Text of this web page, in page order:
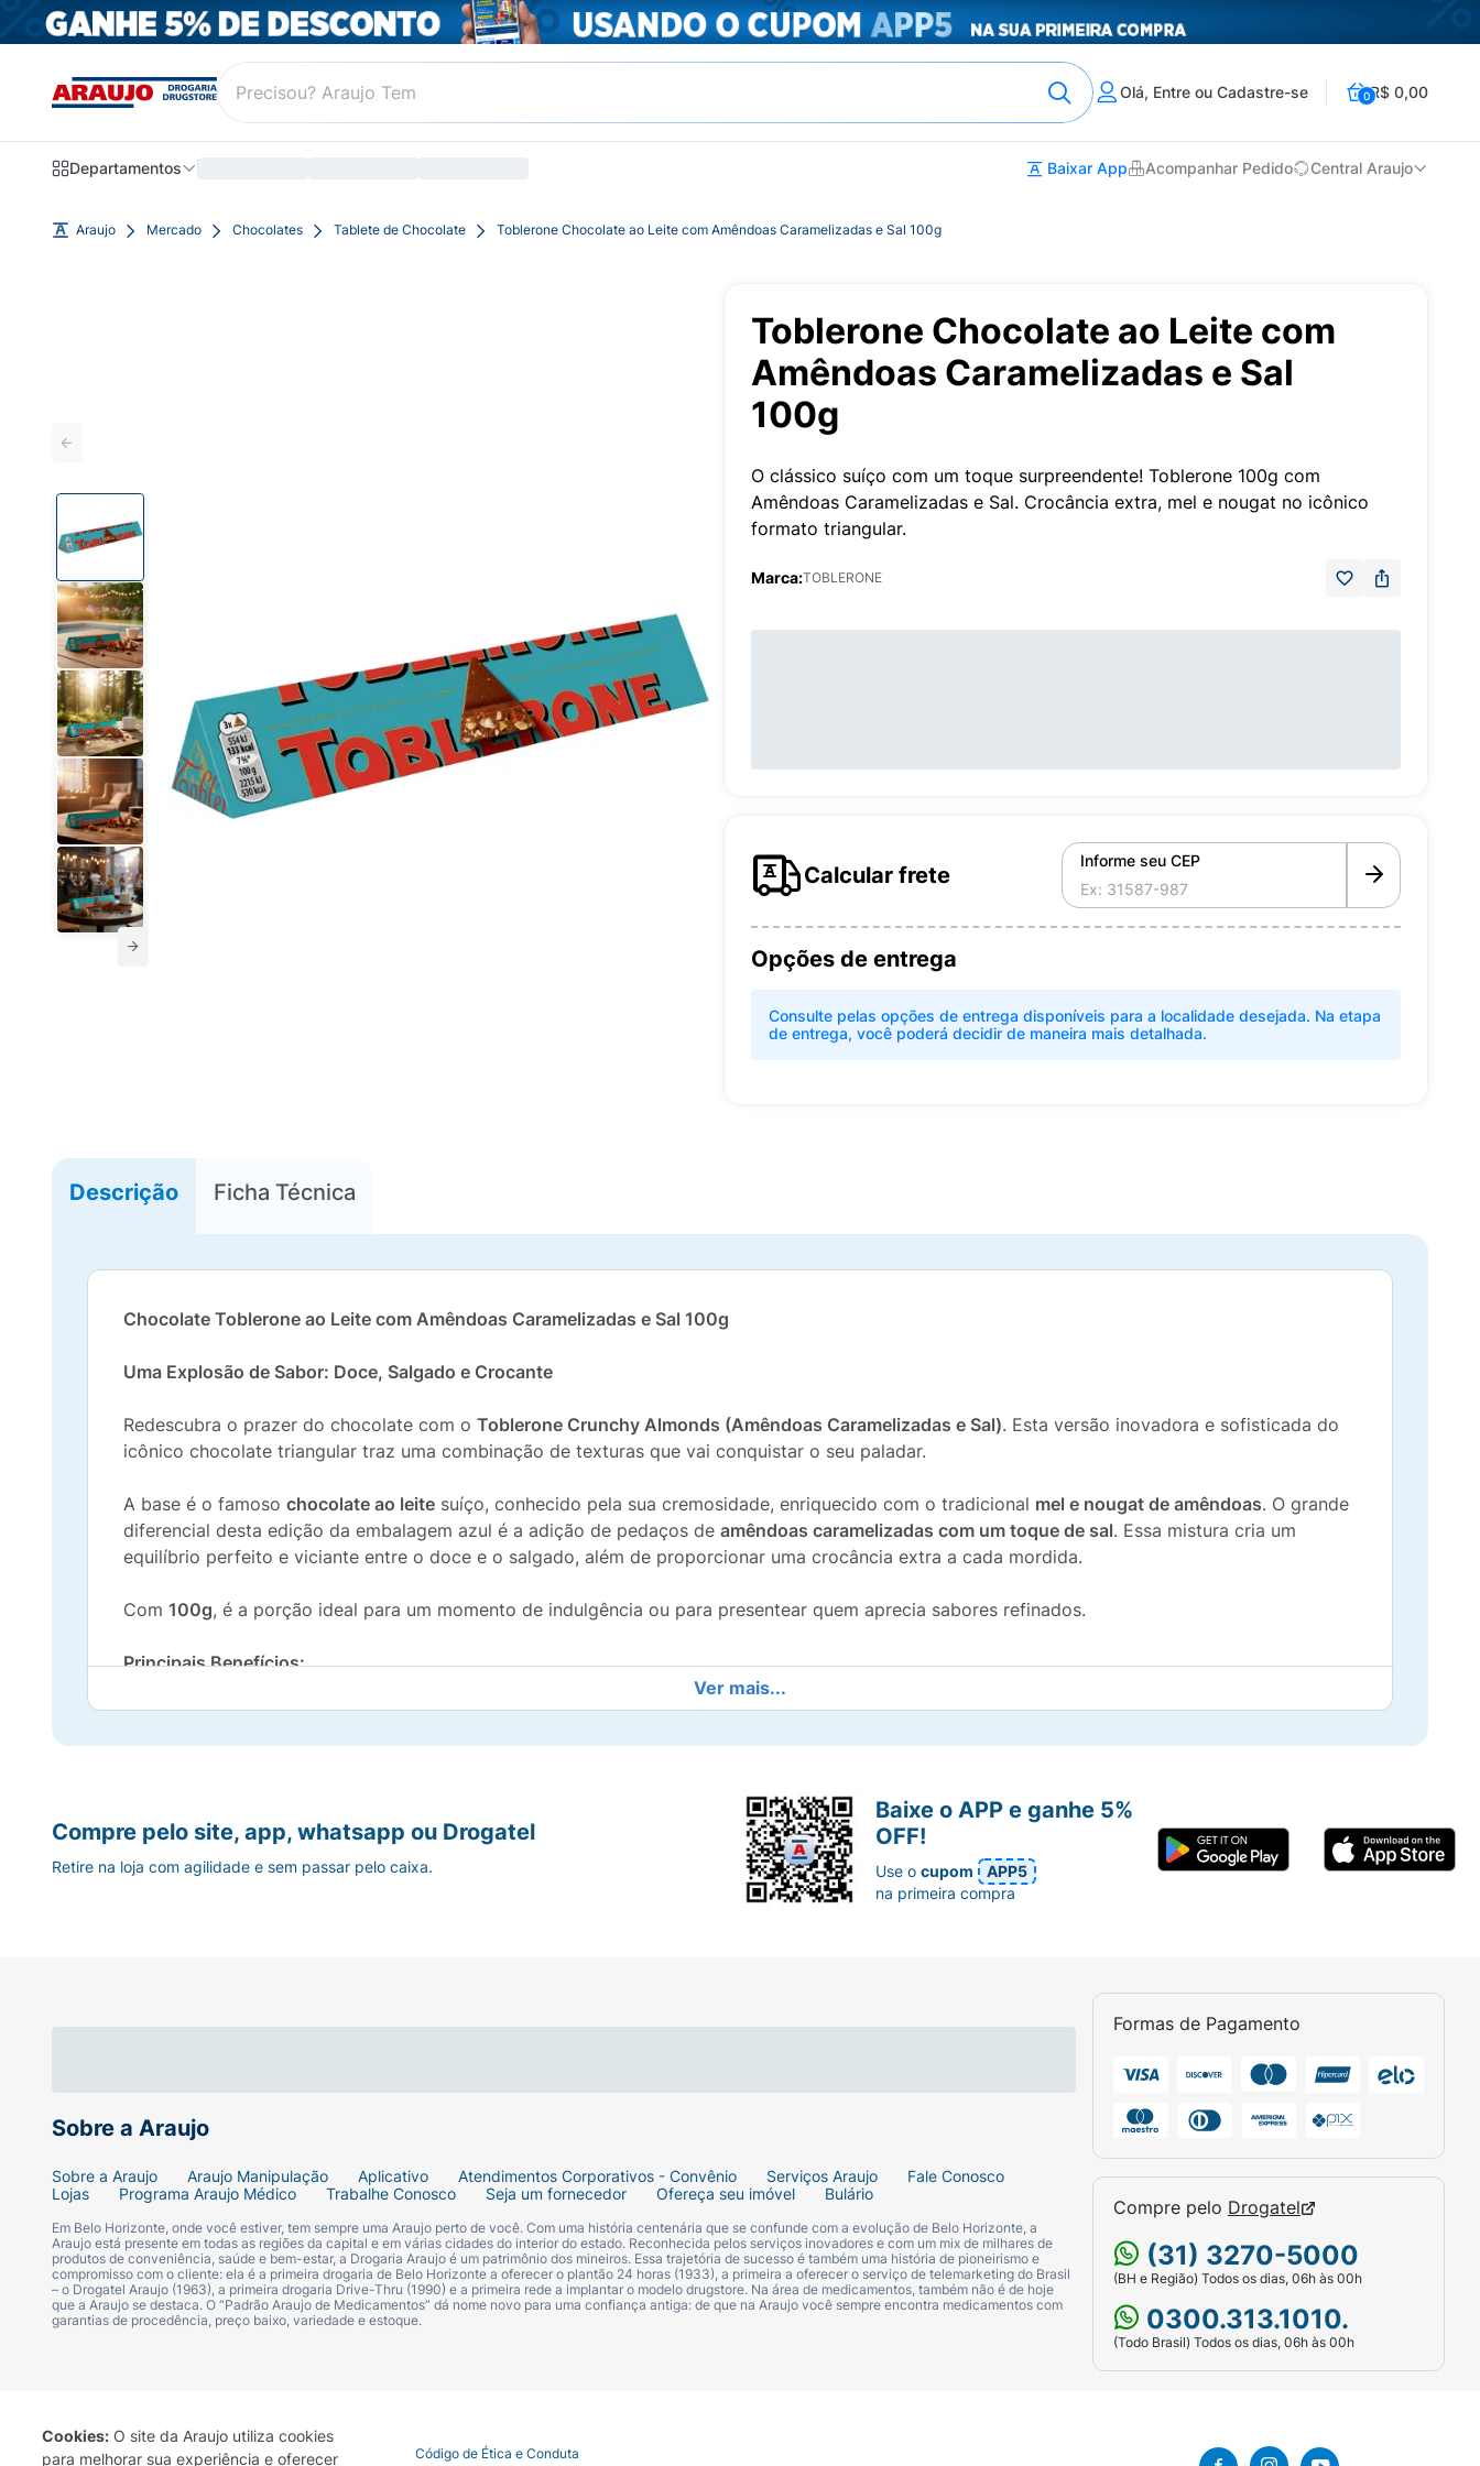
Cookies: O site da Araujo utiliza cookies
para melhorar sua experiência e oferecer
Olá, Entre ou Cadastre-se 0R$ 0,00
Departamentos Baixar App Acompanhar Pedido Central Araujo
Araujo Mercado Chocolates Tablete de Chocolate Toblerone Chocolate ao Leite com Amêndoas Caramelizadas e Sal 100g
Toblerone Chocolate ao Leite com
Amêndoas Caramelizadas e Sal
100g
O clássico suíço com um toque surpreendente! Toblerone 100g com
Amêndoas Caramelizadas e Sal. Crocância extra, mel e nougat no icônico
formato triangular.
Marca:TOBLERONE
Calcular frete
Informe seu CEP
Opções de entrega
Consulte pelas opções de entrega disponíveis para a localidade desejada. Na etapa
de entrega, você poderá decidir de maneira mais detalhada.
Descrição Ficha Técnica
Chocolate Toblerone ao Leite com Amêndoas Caramelizadas e Sal 100g
Uma Explosão de Sabor: Doce, Salgado e Crocante
Redescubra o prazer do chocolate com o Toblerone Crunchy Almonds (Amêndoas Caramelizadas e Sal). Esta versão inovadora e sofisticada do
icônico chocolate triangular traz uma combinação de texturas que vai conquistar o seu paladar.
A base é o famoso chocolate ao leite suíço, conhecido pela sua cremosidade, enriquecido com o tradicional mel e nougat de amêndoas. O grande
diferencial desta edição da embalagem azul é a adição de pedaços de amêndoas caramelizadas com um toque de sal. Essa mistura cria um
equilíbrio perfeito e viciante entre o doce e o salgado, além de proporcionar uma crocância extra a cada mordida.
Com 100g, é a porção ideal para um momento de indulgência ou para presentear quem aprecia sabores refinados.
Principais Benefícios:
Contraste de Sabores:O equilíbrio perfeito entre o chocolate doce e o sal das amêndoas.
Ingredientes Nobres:Chocolate ao leite, mel, amêndoas e caramelo salgado.
Formato Icônico:Barra triangular fácil de quebrar e compartilhar.
Peso Líquido:
Contém:Mel e Nougat de Amêndoas
Experimente a ousadia e a tradição em um só chocolate.
Ver mais...
Sobre a Araujo
Sobre a Araujo Araujo Manipulação Aplicativo Atendimentos Corporativos - Convênio Serviços Araujo
Fale Conosco
Lojas
Programa Araujo Médico Trabalhe Conosco Seja um fornecedor Ofereça seu imóvel Bulário
Em Belo Horizonte, onde você estiver, tem sempre uma Araujo perto de você. Com uma história centenária que se confunde com a evolução de Belo Horizonte, a
Araujo está presente em todas as regiões da capital e em várias cidades do interior do estado. Reconhecida pelos serviços inovadores e com um mix de milhares de
produtos de conveniência, saúde e bem-estar, a Drogaria Araujo é um patrimônio dos mineiros. Essa trajetória de sucesso é também uma história de pioneirismo e
compromisso com o cliente: ela é a primeira drogaria de Belo Horizonte a oferecer o plantão 24 horas (1933), a primeira a oferecer o serviço de telemarketing do Brasil
– o Drogatel Araujo (1963), a primeira drogaria Drive-Thru (1990) e a primeira rede a implantar o modelo drugstore. Na área de medicamentos, também não é de hoje
que a Araujo se destaca. O “Padrão Araujo de Medicamentos” dá nome novo para uma confiança antiga: de que na Araujo você sempre encontra medicamentos com
garantias de procedência, preço baixo, variedade e estoque.
Formas de Pagamento
Compre pelo Drogatel
(31) 3270-5000
(BH e Região) Todos os dias, 06h às 00h
0300.313.1010.
(Todo Brasil) Todos os dias, 06h às 00h
Compre pelo site, app, whatsapp ou Drogatel
Retire na loja com agilidade e sem passar pelo caixa.
Baixe o APP e ganhe 5%
OFF!
Use ocupom
APP5
na primeira compra
Termo de Uso Portal da Privacidade Covid-19 Código de Ética e Conduta